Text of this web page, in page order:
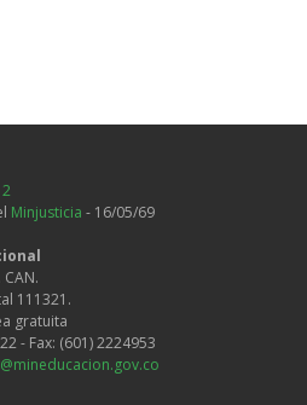
Minjusticia - 16/05/69
111321.
gratuita
- Fax: (601) 2224953